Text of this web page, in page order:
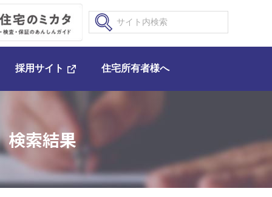
採用サイト 住宅所有者様へ
検索結果